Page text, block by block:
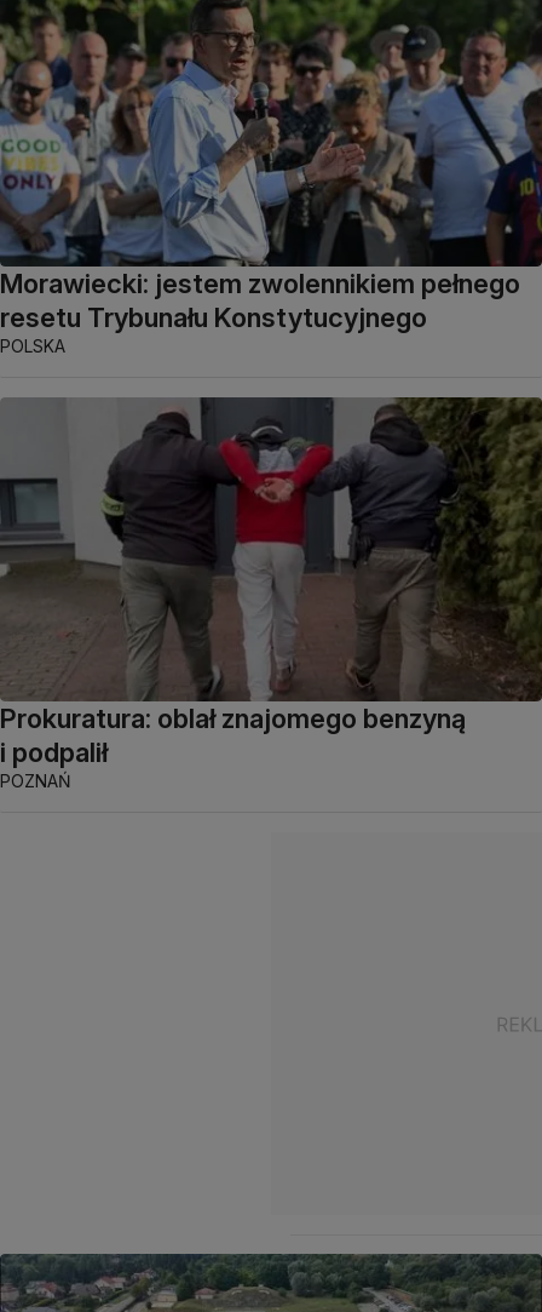
Morawiecki: jestem zwolennikiem pełnego
resetu Trybunału Konstytucyjnego
POLSKA
Prokuratura: oblał znajomego benzyną
i podpalił
POZNAŃ